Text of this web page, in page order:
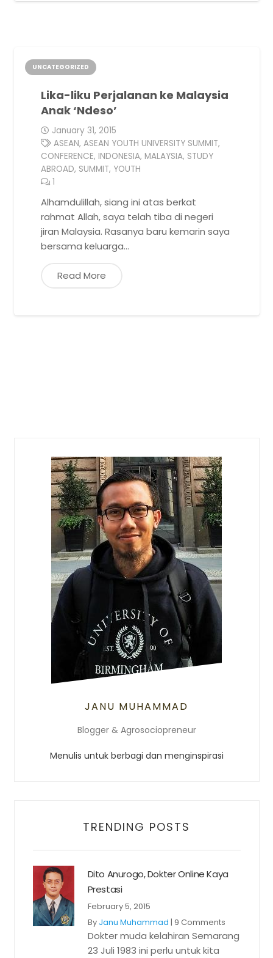
UNCATEGORIZED
Lika-liku Perjalanan ke Malaysia
Anak ‘Ndeso’
January 31, 2015
ASEAN, ASEAN YOUTH UNIVERSITY SUMMIT,
CONFERENCE, INDONESIA, MALAYSIA, STUDY
ABROAD, SUMMIT, YOUTH
1
Alhamdulillah, siang ini atas berkat
rahmat Allah, saya telah tiba di negeri
jiran Malaysia. Rasanya baru kemarin saya
bersama keluarga…
Read More
JANU MUHAMMAD
Blogger & Agrosociopreneur
Menulis untuk berbagi dan menginspirasi
TRENDING POSTS
Dito Anurogo, Dokter Online Kaya
Prestasi
February 5, 2015
By Janu Muhammad | 9 Comments
Dokter muda kelahiran Semarang
23 Juli 1983 ini perlu untuk kita